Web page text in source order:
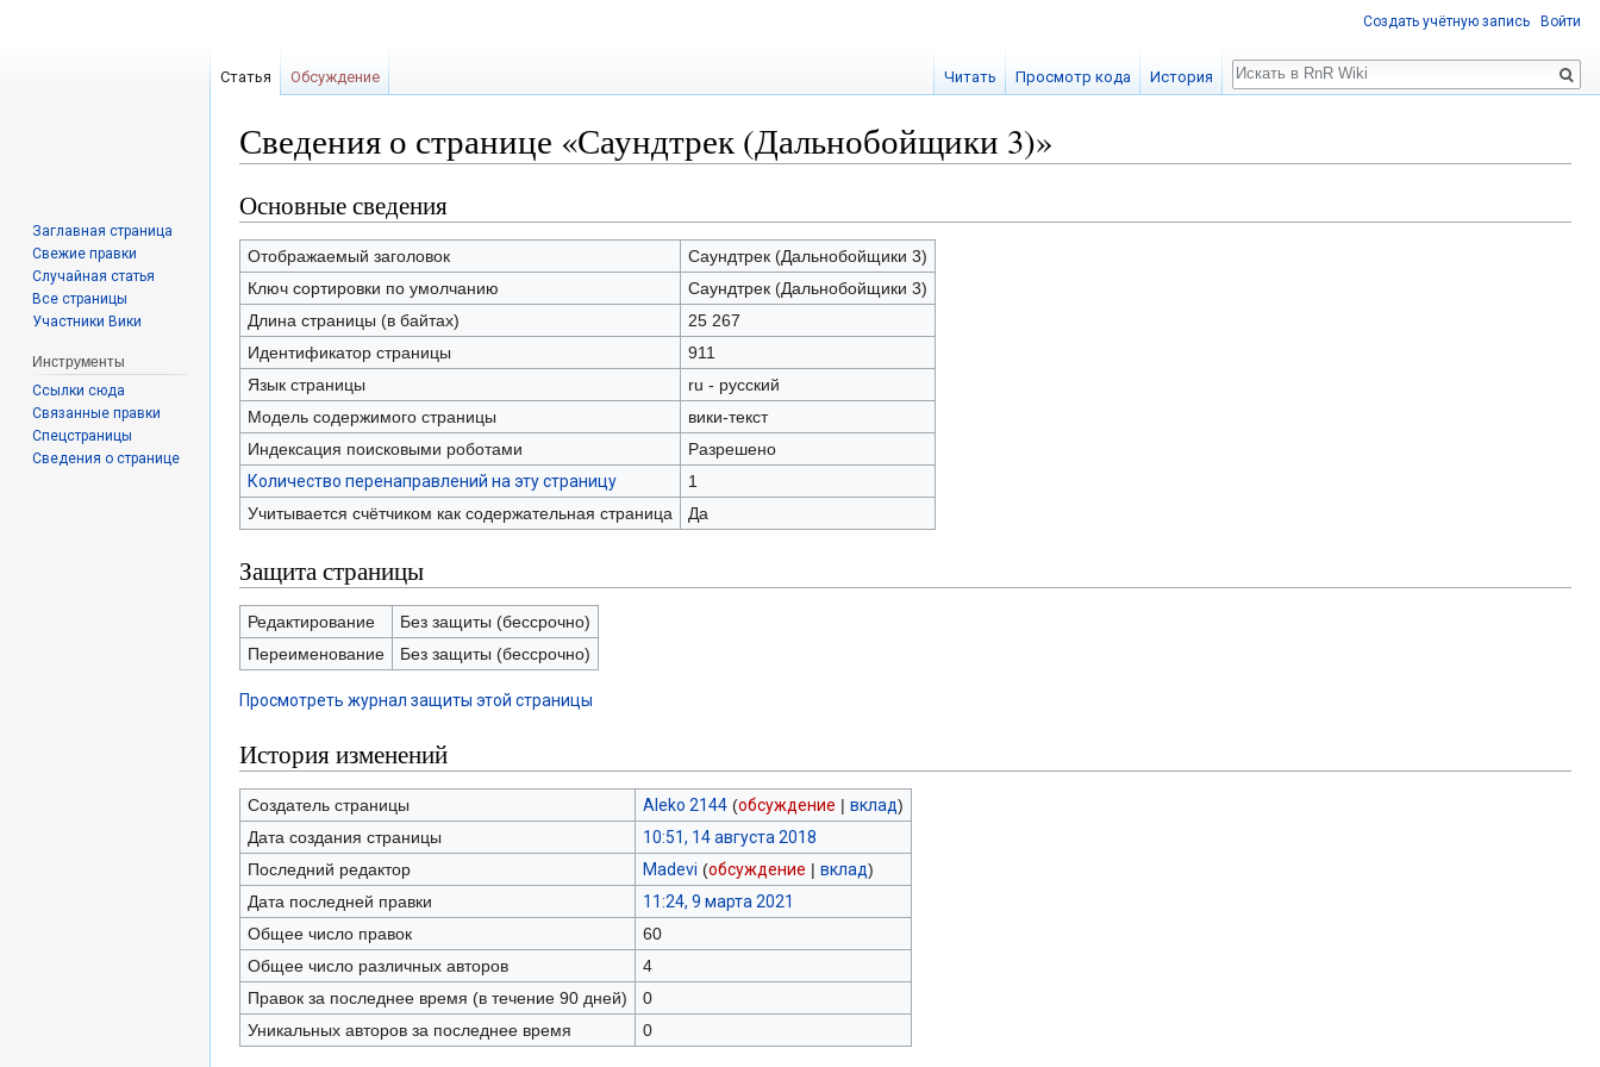
Сведения о странице «Саундтрек (Дальнобойщики 3)»
Перейти
к
навигации
Перейти
к
поиску
Основные сведения
Отображаемый заголовок
Саундтрек (Дальнобойщики 3)
Ключ сортировки по умолчанию
Саундтрек (Дальнобойщики 3)
Длина страницы (в байтах)
25 267
Идентификатор страницы
911
Язык страницы
ru - русский
Модель содержимого страницы
вики-текст
Индексация поисковыми роботами
Разрешено
Количество перенаправлений на эту страницу
1
Учитывается счётчиком как содержательная страница
Да
Защита страницы
Редактирование
Без защиты (бессрочно)
Переименование
Без защиты (бессрочно)
Просмотреть журнал защиты этой страницы
История изменений
Создатель страницы Aleko 2144 (обсуждение | вклад)
Дата создания страницы
10:51, 14 августа 2018
Последний редактор
Madevi (обсуждение | вклад)
Дата последней правки
11:24, 9 марта 2021
Общее число правок
60
Общее число различных авторов
4
Правок за последнее время (в течение 90 дней)
0
Уникальных авторов за последнее время
0
Создать учётную запись Войти
Статья Обсуждение Читать Просмотр кода История
Поиск
Заглавная страница
Свежие правки
Случайная статья
Все страницы
Участники Вики
Инструменты
Ссылки сюда
Связанные правки
Спецстраницы
Сведения о странице